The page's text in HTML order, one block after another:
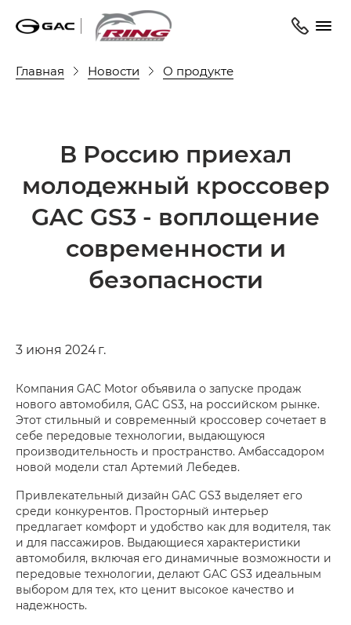
Главная Новости О продукте
В Россию приехал
молодежный кроссовер
GAC GS3 - воплощение
современности и
безопасности
3 июня 2024 г.
Компания GAC Motor объявила о запуске продаж
нового автомобиля, GAC GS3, на российском рынке.
Этот стильный и современный кроссовер сочетает в
себе передовые технологии, выдающуюся
производительность и пространство. Амбассадором
новой модели стал Артемий Лебедев.
Привлекательный дизайн GAC GS3 выделяет его
среди конкурентов. Просторный интерьер
предлагает комфорт и удобство как для водителя, так
и для пассажиров. Выдающиеся характеристики
автомобиля, включая его динамичные возможности и
передовые технологии, делают GAC GS3 идеальным
выбором для тех, кто ценит высокое качество и
надежность.